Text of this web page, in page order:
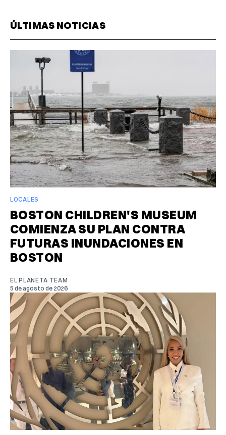
ÚLTIMAS NOTICIAS
LOCALES
BOSTON CHILDREN'S MUSEUM
COMIENZA SU PLAN CONTRA
FUTURAS INUNDACIONES EN
BOSTON
EL PLANETA TEAM
5 de agosto de 2026